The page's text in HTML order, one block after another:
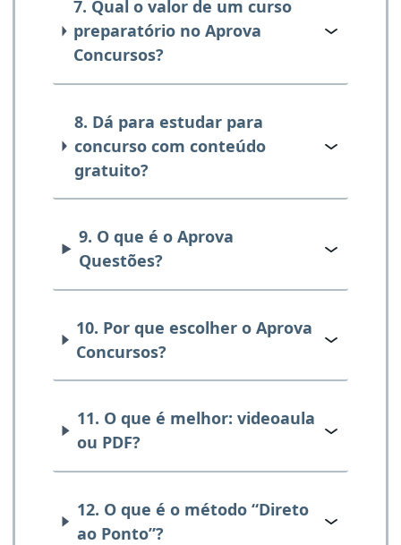
7. Qual o valor de um curso
preparatório no Aprova
Concursos?
8. Dá para estudar para
concurso com conteúdo
gratuito?
9. O que é o Aprova
Questões?
10. Por que escolher o Aprova
Concursos?
11. O que é melhor: videoaula
ou PDF?
12. O que é o método “Direto
ao Ponto”?